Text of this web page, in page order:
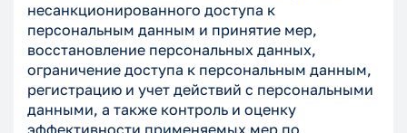
несанкционированного доступа к
персональным данным и принятие мер,
восстановление персональных данных,
ограничение доступа к персональным данным,
регистрацию и учет действий с персональными
данными, а также контроль и оценку
эффективности применяемых мер по